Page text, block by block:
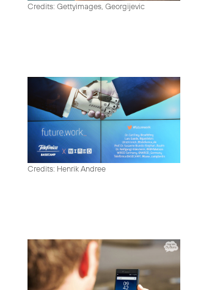
Credits: Gettyimages, Georgijevic
Credits: Henrik Andree